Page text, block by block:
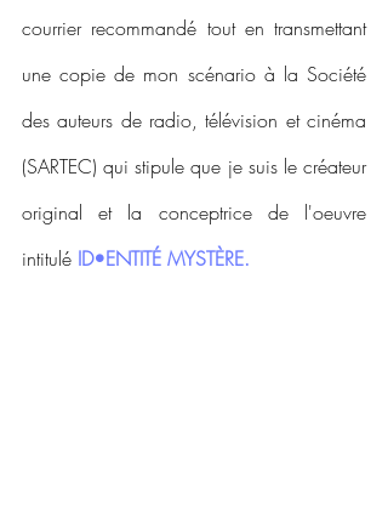
courrier recommandé tout en transmettant
une copie de mon scénario à la Société
des auteurs de radio, télévision et cinéma
(SARTEC) qui stipule que je suis le créateur
original et la conceptrice de l'oeuvre
intitulé ID•ENTITÉ MYSTÈRE.